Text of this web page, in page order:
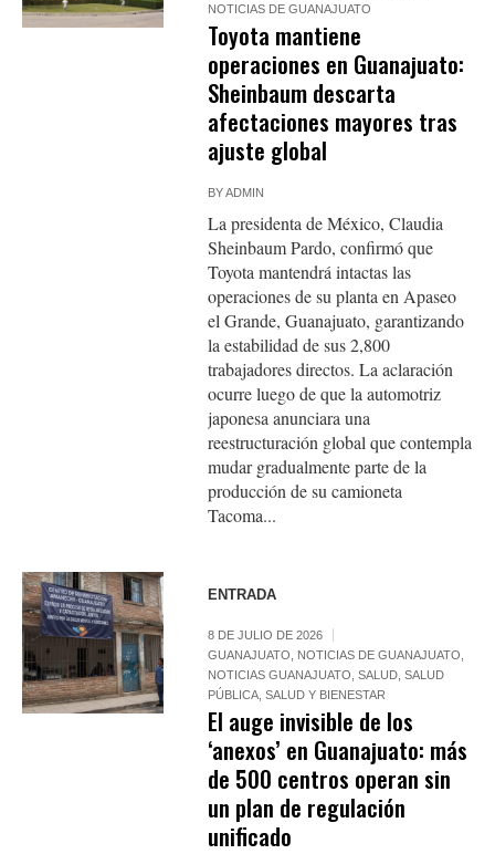
NOTICIAS DE GUANAJUATO
Toyota mantiene
operaciones en Guanajuato:
Sheinbaum descarta
afectaciones mayores tras
ajuste global
BYADMIN
La presidenta de México, Claudia
Sheinbaum Pardo, confirmó que
Toyota mantendrá intactas las
operaciones de su planta en Apaseo
el Grande, Guanajuato, garantizando
la estabilidad de sus 2,800
trabajadores directos. La aclaración
ocurre luego de que la automotriz
japonesa anunciara una
reestructuración global que contempla
mudar gradualmente parte de la
producción de su camioneta
Tacoma...
ENTRADA
8 DE JULIO DE 2026
GUANAJUATO
NOTICIAS DE GUANAJUATO
NOTICIAS GUANAJUATO ,SALUD ,SALUD
PÚBLICA ,SALUD Y BIENESTAR
El auge invisible de los
‘anexos’ en Guanajuato: más
de 500 centros operan sin
un plan de regulación
unificado